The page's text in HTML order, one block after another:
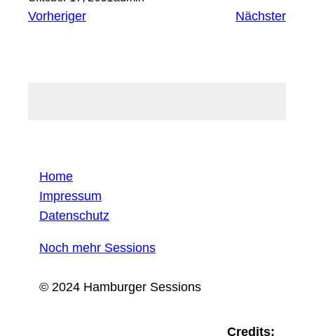
Vorheriger Nächster
Home
Impressum
Datenschutz
Noch mehr Sessions
© 2024 Hamburger Sessions
Credits: